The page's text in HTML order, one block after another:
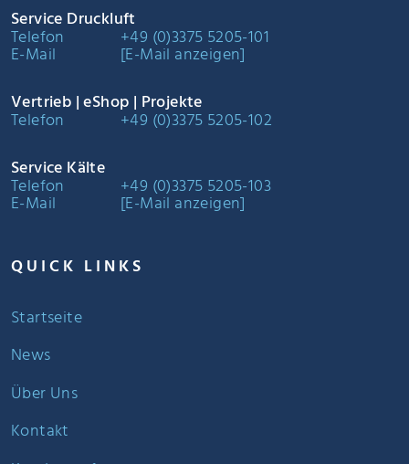
Service Druckluft
Telefon +49 (0)3375 5205-101
E-Mail
[E-Mail anzeigen]
Vertrieb | eShop | Projekte
Telefon
+49 (0)3375 5205-102
Service Kälte
Telefon +49 (0)3375 5205-103
E-Mail [E-Mail anzeigen]
QUICK LINKS
Startseite
News
Über Uns
Kontakt